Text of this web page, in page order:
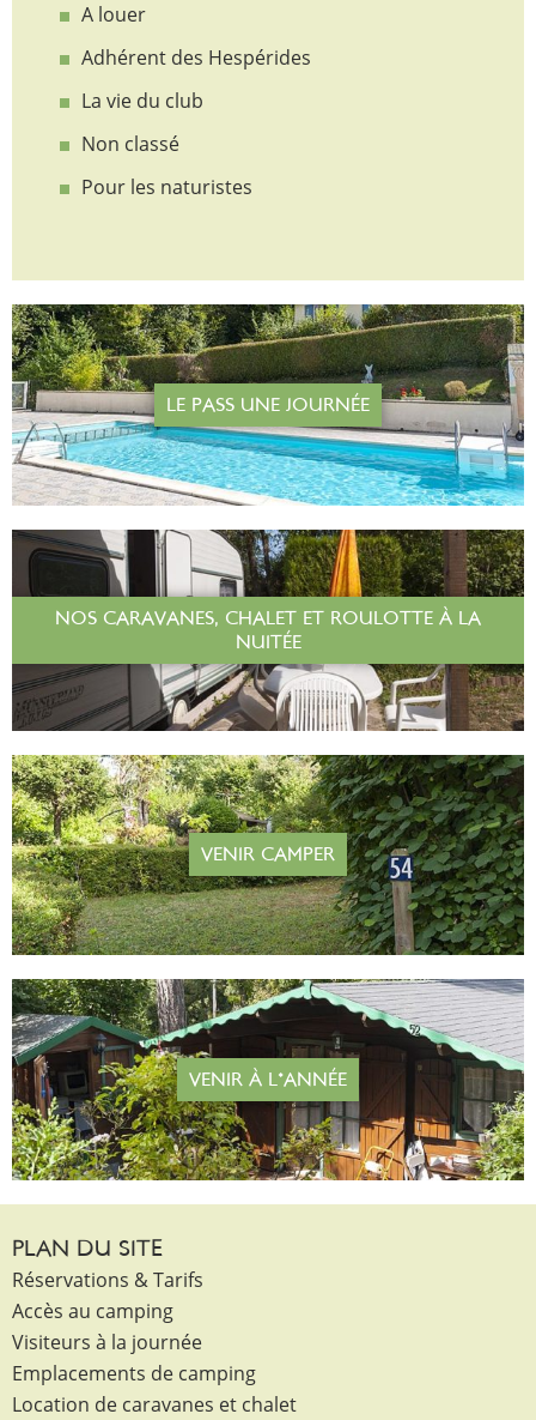
A louer
Adhérent des Hespérides
La vie du club
Non classé
Pour les naturistes
LE PASS UNE JOURNÉE
NOS CARAVANES, CHALET ET ROULOTTE À LA
NUITÉE
VENIR CAMPER
VENIR À L'ANNÉE
PLAN DU SITE
Réservations & Tarifs
Accès au camping
Visiteurs à la journée
Emplacements de camping
Location de caravanes et chalet